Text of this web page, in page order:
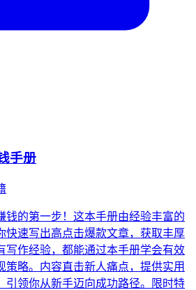
手册
钱的第一步！这本手册由经验丰富的
快速写出高点击爆款文章，获取丰厚
写作经验，都能通过本手册学会有效
策略。内容直击新人痛点，提供实用
引领你从新手迈向成功路径。限时特